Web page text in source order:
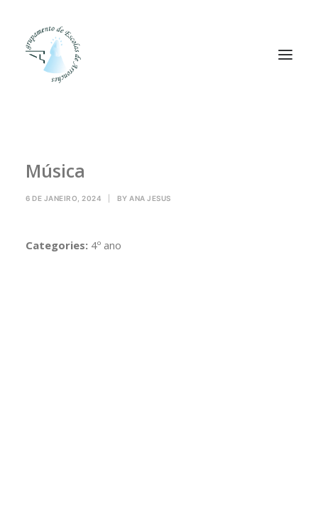
Alunos
Pessoal
Projetos
Música
6 DE JANEIRO, 2024 BY ANA JESUS
Categories: 4º ano